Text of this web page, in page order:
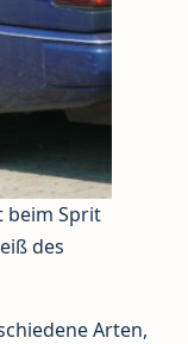
beim Sprit
des
Arten,